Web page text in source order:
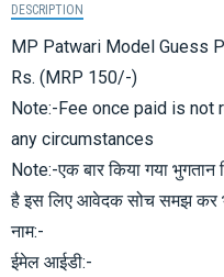
DESCRIPTION
MP Patwari Model Guess
Rs. (MRP 150/-)
Note:-Fee once paid is not
any circumstances
Note:-एक बार किया गया
है इस लिए आवेदक सोच समझ कर
नाम:-
ईमेल आईडी:-